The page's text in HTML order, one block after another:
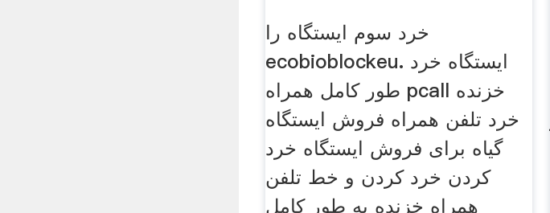
خرد سوم ایستگاه را
ecobioblockeu. ایستگاه خرد
طور کامل همراه pcall خزنده
خرد تلفن همراه فروش ایستگاه
گیاه برای فروش ایستگاه خرد
کردن خرد کردن و خط تلفن
همراه خزنده به طور کامل